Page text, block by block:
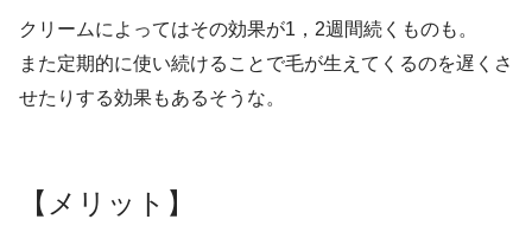
クリームによってはその効果が1，2週間続くものも。
また定期的に使い続けることで毛が生えてくるのを遅くさ
せたりする効果もあるそうな。
【メリット】